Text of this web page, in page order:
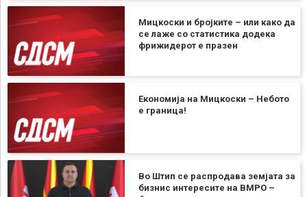
Мицкоски и бројките – или како да
се лаже со статистика додека
фрижидерот е празен
Економија на Мицкоски – Небото
е граница!
Во Штип се распродава земјата за
бизнис интересите на ВМРО –